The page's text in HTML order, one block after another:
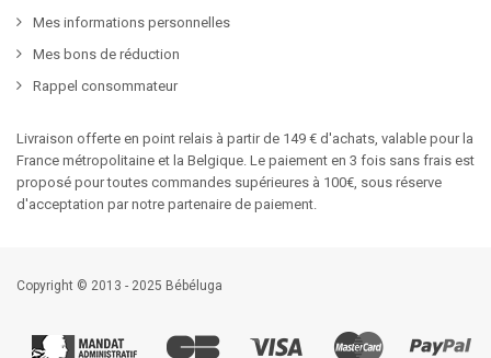
Mes informations personnelles
Mes bons de réduction
Rappel consommateur
Livraison offerte en point relais à partir de 149 € d'achats, valable pour la
France métropolitaine et la Belgique. Le paiement en 3 fois sans frais est
proposé pour toutes commandes supérieures à 100€, sous réserve
d'acceptation par notre partenaire de paiement.
Copyright © 2013 - 2025 Bébéluga